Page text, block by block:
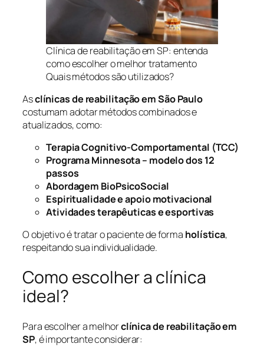
Clínica de reabilitação em SP: entenda
como escolher o melhor tratamento
Quais métodos são utilizados?
Asclínicas de reabilitação em São Paulo
costumam adotar métodos combinados e
atualizados, como:
Terapia Cognitivo-Comportamental (TCC)
Programa Minnesota – modelo dos 12
passos
Abordagem BioPsicoSocial
Espiritualidade e apoio motivacional
Atividades terapêuticas e esportivas
O objetivo é tratar o paciente de forma holística,
respeitando sua individualidade.
Como escolher a clínica
ideal?
Para escolher a melhorclínica de reabilitação em
SP, é importante considerar: